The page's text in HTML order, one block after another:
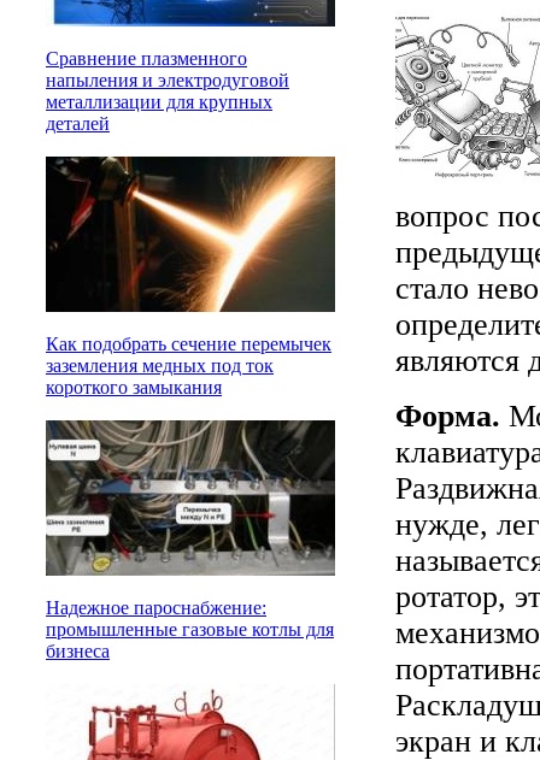
Сравнение плазменного
напыления и электродуговой
металлизации для крупных
деталей
Как подобрать сечение перемычек
заземления медных под ток
короткого замыкания
Надежное пароснабжение:
промышленные газовые котлы для
бизнеса
вопрос
стало
являются
Форма.
нужде,
ротатор,
экран и